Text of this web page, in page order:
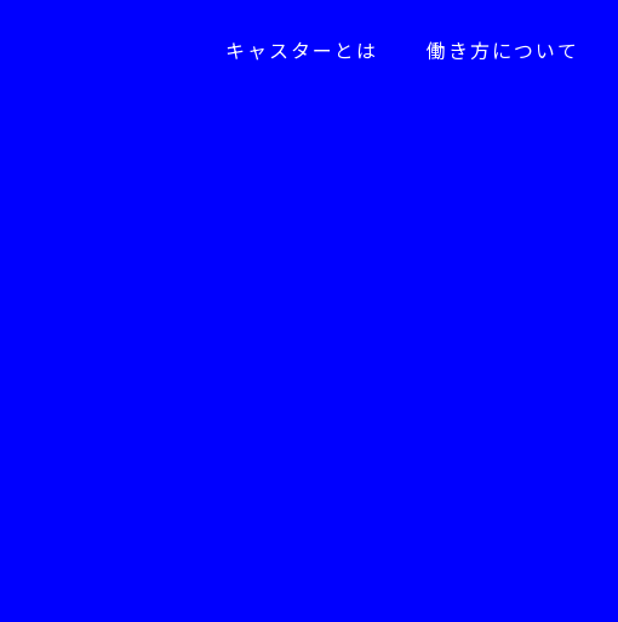
キャスターとは 働き方について